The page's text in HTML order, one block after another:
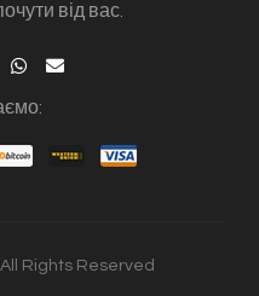
від вас.
Rights Reserved